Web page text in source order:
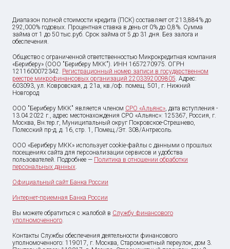
Диапазон полной стоимости кредита (ПСК) составляет от 213,884% до
292,000% годовых. Процентная ставка в день от 0% до 0,8%. Сумма
займа от1 до 50 тыс.руб. Срок займа от 5 до 31 дня. Без залога и
обеспечения.
Общество с ограниченной ответственностью Микрокредитная компания
«Бериберу» (ООО "Бериберу МКК"). ИНН 1657270975. ОГРН
1211600072342. Регистрационный номер записи в государственном
реестре микрофинансовых организаций 2203392009805. Адрес:
603093, ул. Ковровская, д. 21а, кв./оф. помещ. 501, г. Нижний
Новгород
ООО "Бериберу МКК" является членом СРО «Альянс», дата вступления -
13.04.2022 г., адрес местонахождения СРО «Альянс»: 125367, Россия, г.
Москва, Вн.тер.г, Муниципальный округ Покровское-Стрешнево,
Полесский пр-д, д. 16, стр. 1, Помещ./Эт. 308/Антресоль.
ООО «Бериберу МКК» использует cookie-файлы с данными о прошлых
посещениях сайта для персонализации сервисов и удобства
пользователей. Подробнее — Политика в отношении обработки
персональных данных.
Официальный сайт Банка России
Интернет-приемная Банка России
Вы можете обратиться с жалобой в Службу финансового
уполномоченного.
Контакты Службы обеспечения деятельности финансового
уполномоченного: 119017, г. Москва, Старомонетный переулок, дом 3.